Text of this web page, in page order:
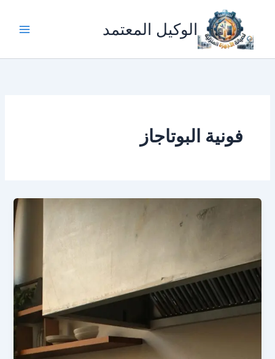
المحتوى
الوكيل المعتمد
فونية البوتاجاز